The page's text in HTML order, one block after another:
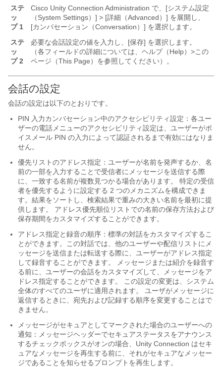
ステ
ッ
プ 1
Cisco Unity Connection Administration で、[システム設定
（System Settings）] > [詳細（Advanced）] を展開し、
[カンバセーション（Conversation）] を選択します。
ステ
ッ
プ 2
必要な会話設定の値を入力し、[保存] を選択します。
（各フィールドの詳細については、ヘルプ（Help）>この
ページ（This Page）を参照してください）。
会話の設定
会話の設定は以下のとおりです。
PIN 入力カンバセーション中のアクセシビリティ設定：各ユー
ザーの電話メニューのアクセシビリティ設定は、ユーザーがボ
イスメール PIN の入力によって認証されるまで有効にはなりま
せん。
優先リストのアドレス指定：ユーザーが名前を発声するか、名
前の一部を入力することで受信者にメッセージを送信する際
に、一致する名前が複数見つかる場合があります。 特定の受信
者を優先するように設定する 2 つのメカニズムを構成できま
す。結果をソートし、検索結果で重みの大きい名前を最初に提
供します。 アドレス優先順位リストでの名前の保存方法および
保存期間をカスタマイズすることができます。
アドレス指定と録音の順序：標準の対話をカスタマイズするこ
とができます。この対話では、他のユーザーや配信リストにメ
ッセージを送信または転送する際に、ユーザーがアドレス指定
して録音することができます。 メッセージまたは紹介を録音す
る前に、ユーザーの会話をカスタマイズして、メッセージをア
ドレス指定することができます。 この設定の変更は、システム
全体のすべてのユーザに適用されます。 ユーザがメッセージに
返信するときに、宛先および記録する順序を変更することはで
きません。
メッセージがセキュアとしてマークされた場合のユーザーへの
通知：メッセージヘッダーでセキュアステータスをアナウンス
するチェックボックスがオンの場合、Unity Connection はセキ
ュアなメッセージを再生する前に、それがセキュアなメッセー
ジであることを知らせるプロンプトを再生します。